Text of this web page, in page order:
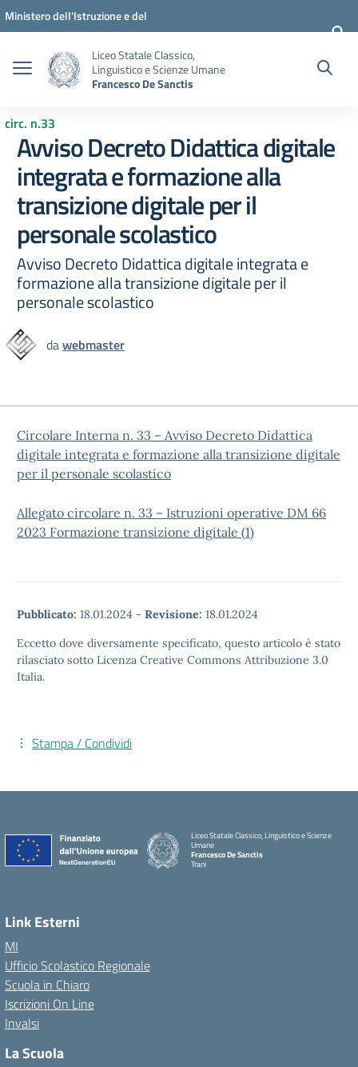
Vai ai contenuti
Vai al menu di navigazione
Vai al footer
Ministero dell'Istruzione e del
Liceo Statale Classico,
Linguistico e Scienze Umane
Francesco De Sanctis
circ. n.33
Avviso Decreto Didattica digitale
integrata e formazione alla
transizione digitale per il
personale scolastico
Avviso Decreto Didattica digitale integrata e
formazione alla transizione digitale per il
personale scolastico
dawebmaster
Circolare Interna n. 33 – Avviso Decreto Didattica
digitale integrata e formazione alla transizione digitale
per il personale scolastico
Allegato circolare n. 33 – Istruzioni operative DM 66
2023 Formazione transizione digitale (1)
Pubblicato: 18.01.2024 - Revisione: 18.01.2024
Eccetto dove diversamente specificato, questo articolo è stato
rilasciato sotto Licenza Creative Commons Attribuzione 3.0
Italia.
Stampa / Condividi
Liceo Statale Classico, Linguistico e Scienze
Umane
Francesco De Sanctis
Trani
Link Esterni
MI
Ufficio Scolastico Regionale
Scuola in Chiaro
Iscrizioni On Line
Invalsi
La Scuola